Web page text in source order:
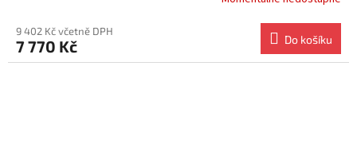
9 402 Kč včetně DPH
7 770 Kč Do košíku